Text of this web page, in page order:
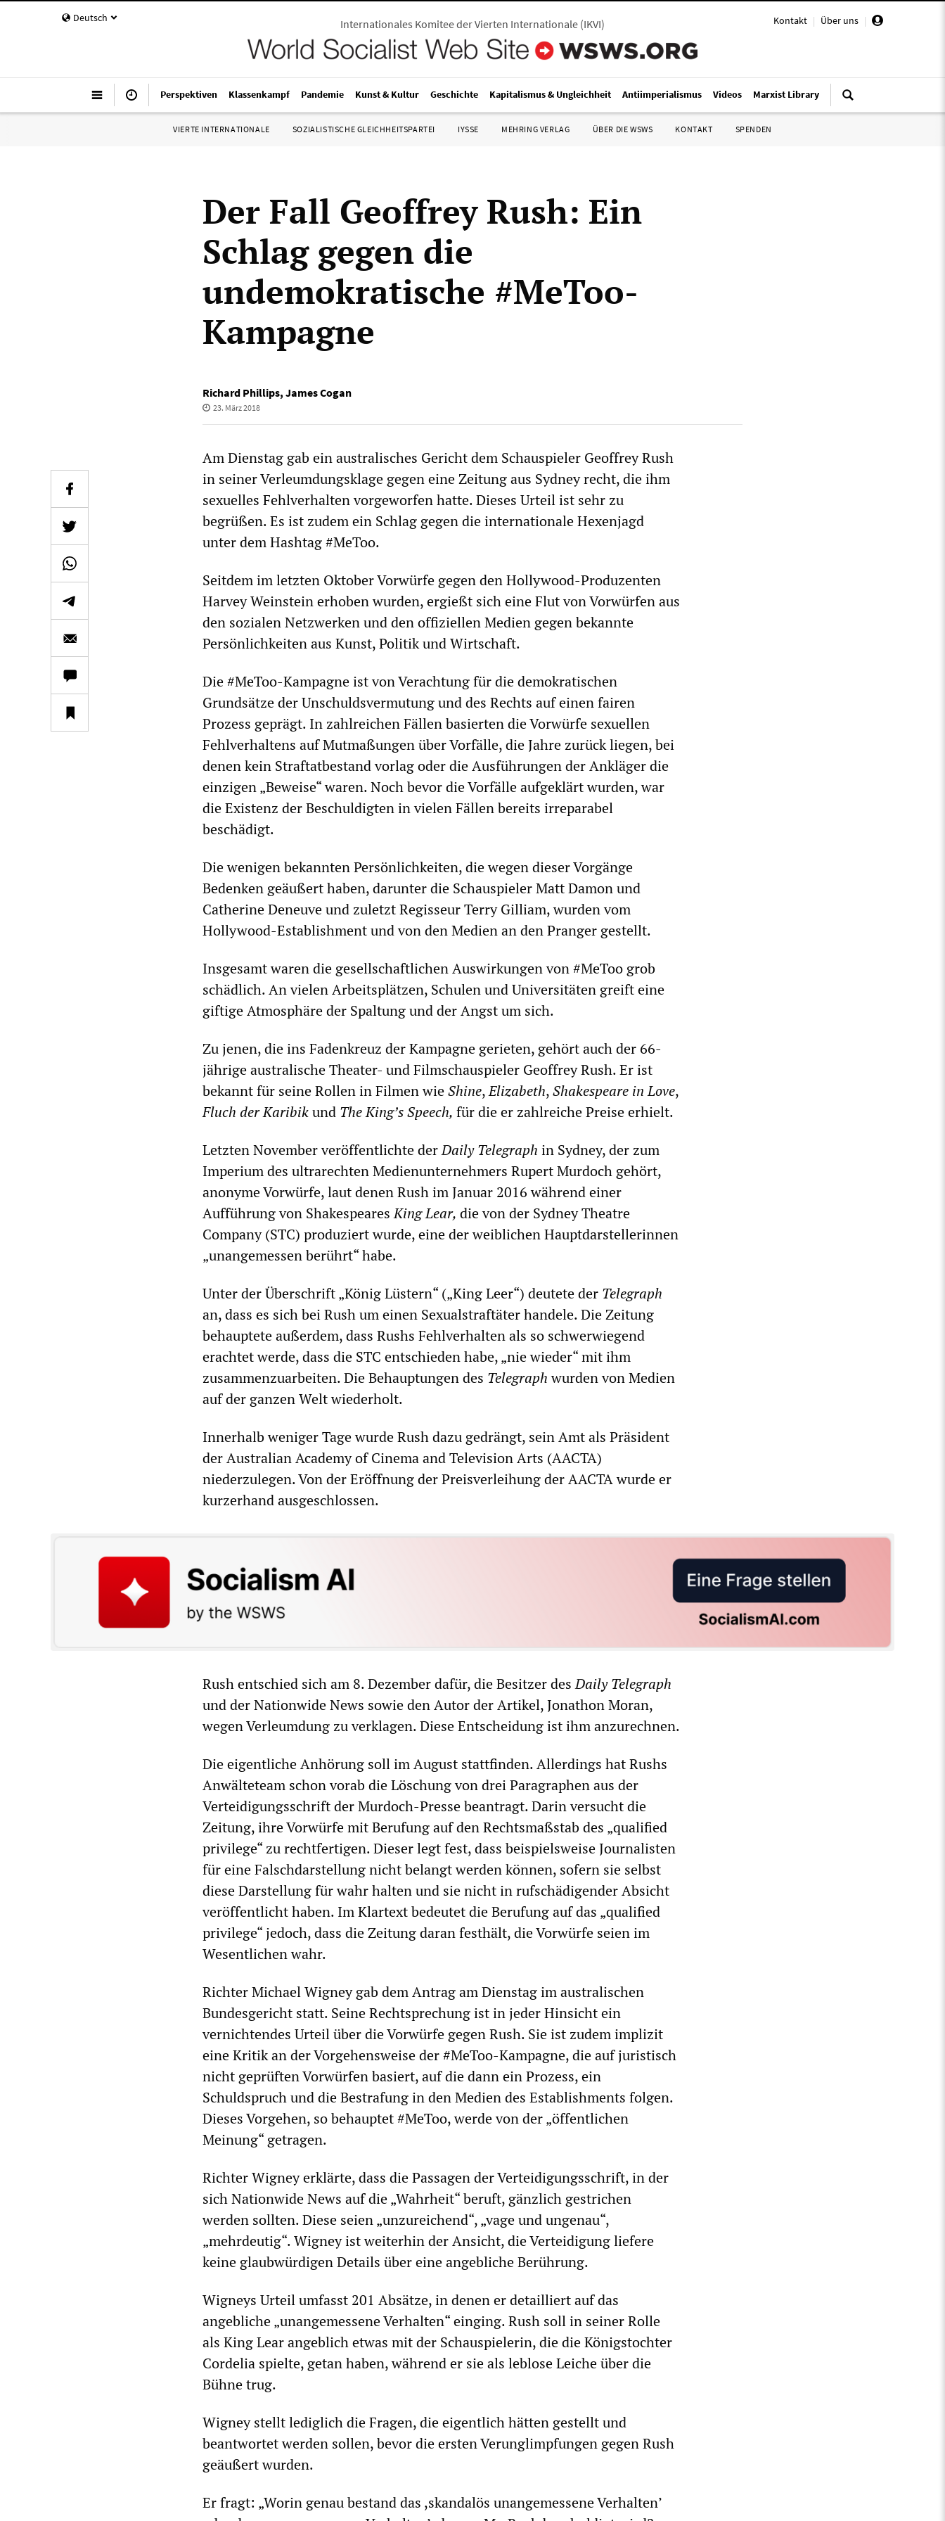
Deutsch Kontakt | Über uns |
Internationales Komitee der Vierten Internationale (IKVI)
Perspektiven Klassenkampf Pandemie Kunst & Kultur Geschichte Kapitalismus & Ungleichheit Antiimperialismus Videos Marxist Library
VIERTE INTERNATIONALE SOZIALISTISCHE GLEICHHEITSPARTEI IYSSE MEHRING VERLAG ÜBER DIE WSWS KONTAKT SPENDEN
Der Fall Geoffrey Rush: Ein
Schlag gegen die
undemokratische #MeToo-
Kampagne
Richard Phillips, James Cogan
23. März 2018
Am Dienstag gab ein australisches Gericht dem Schauspieler Geoffrey Rush
in seiner Verleumdungsklage gegen eine Zeitung aus Sydney recht, die ihm
sexuelles Fehlverhalten vorgeworfen hatte. Dieses Urteil ist sehr zu
begrüßen. Es ist zudem ein Schlag gegen die internationale Hexenjagd
unter dem Hashtag #MeToo.
Seitdem im letzten Oktober Vorwürfe gegen den Hollywood-Produzenten
Harvey Weinstein erhoben wurden, ergießt sich eine Flut von Vorwürfen aus
den sozialen Netzwerken und den offiziellen Medien gegen bekannte
Persönlichkeiten aus Kunst, Politik und Wirtschaft.
Die #MeToo-Kampagne ist von Verachtung für die demokratischen
Grundsätze der Unschuldsvermutung und des Rechts auf einen fairen
Prozess geprägt. In zahlreichen Fällen basierten die Vorwürfe sexuellen
Fehlverhaltens auf Mutmaßungen über Vorfälle, die Jahre zurück liegen, bei
denen kein Straftatbestand vorlag oder die Ausführungen der Ankläger die
einzigen „Beweise“ waren. Noch bevor die Vorfälle aufgeklärt wurden, war
die Existenz der Beschuldigten in vielen Fällen bereits irreparabel
beschädigt.
Die wenigen bekannten Persönlichkeiten, die wegen dieser Vorgänge
Bedenken geäußert haben, darunter die Schauspieler Matt Damon und
Catherine Deneuve und zuletzt Regisseur Terry Gilliam, wurden vom
Hollywood-Establishment und von den Medien an den Pranger gestellt.
Insgesamt waren die gesellschaftlichen Auswirkungen von #MeToo grob
schädlich. An vielen Arbeitsplätzen, Schulen und Universitäten greift eine
giftige Atmosphäre der Spaltung und der Angst um sich.
Zu jenen, die ins Fadenkreuz der Kampagne gerieten, gehört auch der 66-
jährige australische Theater- und Filmschauspieler Geoffrey Rush. Er ist
bekannt für seine Rollen in Filmen wieShine,Elizabeth,Shakespeare in Love,
Fluch der Karibikund The King’s Speech, für die er zahlreiche Preise erhielt.
Letzten November veröffentlichte derDaily Telegraph in Sydney, der zum
Imperium des ultrarechten Medienunternehmers Rupert Murdoch gehört,
anonyme Vorwürfe, laut denen Rush im Januar 2016 während einer
Aufführung von ShakespearesKing Lear, die von der Sydney Theatre
Company (STC) produziert wurde, eine der weiblichen Hauptdarstellerinnen
„unangemessen berührt“ habe.
Unter der Überschrift „König Lüstern“ („King Leer“) deutete der Telegraph
an, dass es sich bei Rush um einen Sexualstraftäter handele. Die Zeitung
behauptete außerdem, dass Rushs Fehlverhalten als so schwerwiegend
erachtet werde, dass die STC entschieden habe, „nie wieder“ mit ihm
zusammenzuarbeiten. Die Behauptungen des Telegraphwurden von Medien
auf der ganzen Welt wiederholt.
Innerhalb weniger Tage wurde Rush dazu gedrängt, sein Amt als Präsident
der Australian Academy of Cinema and Television Arts (AACTA)
niederzulegen. Von der Eröffnung der Preisverleihung der AACTA wurde er
kurzerhand ausgeschlossen.
Rush entschied sich am 8. Dezember dafür, die Besitzer desDaily Telegraph
und der Nationwide News sowie den Autor der Artikel, Jonathon Moran,
wegen Verleumdung zu verklagen. Diese Entscheidung ist ihm anzurechnen.
Die eigentliche Anhörung soll im August stattfinden. Allerdings hat Rushs
Anwälteteam schon vorab die Löschung von drei Paragraphen aus der
Verteidigungsschrift der Murdoch-Presse beantragt. Darin versucht die
Zeitung, ihre Vorwürfe mit Berufung auf den Rechtsmaßstab des „qualified
privilege“ zu rechtfertigen. Dieser legt fest, dass beispielsweise Journalisten
für eine Falschdarstellung nicht belangt werden können, sofern sie selbst
diese Darstellung für wahr halten und sie nicht in rufschädigender Absicht
veröffentlicht haben. Im Klartext bedeutet die Berufung auf das „qualified
privilege“ jedoch, dass die Zeitung daran festhält, die Vorwürfe seien im
Wesentlichen wahr.
Richter Michael Wigney gab dem Antrag am Dienstag im australischen
Bundesgericht statt. Seine Rechtsprechung ist in jeder Hinsicht ein
vernichtendes Urteil über die Vorwürfe gegen Rush. Sie ist zudem implizit
eine Kritik an der Vorgehensweise der #MeToo-Kampagne, die auf juristisch
nicht geprüften Vorwürfen basiert, auf die dann ein Prozess, ein
Schuldspruch und die Bestrafung in den Medien des Establishments folgen.
Dieses Vorgehen, so behauptet #MeToo, werde von der „öffentlichen
Meinung“ getragen.
Richter Wigney erklärte, dass die Passagen der Verteidigungsschrift, in der
sich Nationwide News auf die „Wahrheit“ beruft, gänzlich gestrichen
werden sollten. Diese seien „unzureichend“, „vage und ungenau“,
„mehrdeutig“. Wigney ist weiterhin der Ansicht, die Verteidigung liefere
keine glaubwürdigen Details über eine angebliche Berührung.
Wigneys Urteil umfasst 201 Absätze, in denen er detailliert auf das
angebliche „unangemessene Verhalten“ einging. Rush soll in seiner Rolle
als King Lear angeblich etwas mit der Schauspielerin, die die Königstochter
Cordelia spielte, getan haben, während er sie als leblose Leiche über die
Bühne trug.
Wigney stellt lediglich die Fragen, die eigentlich hätten gestellt und
beantwortet werden sollen, bevor die ersten Verunglimpfungen gegen Rush
geäußert wurden.
Er fragt: „Worin genau bestand das ,skandalös unangemessene Verhalten’